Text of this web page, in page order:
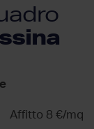
Affitto 8 €/mq